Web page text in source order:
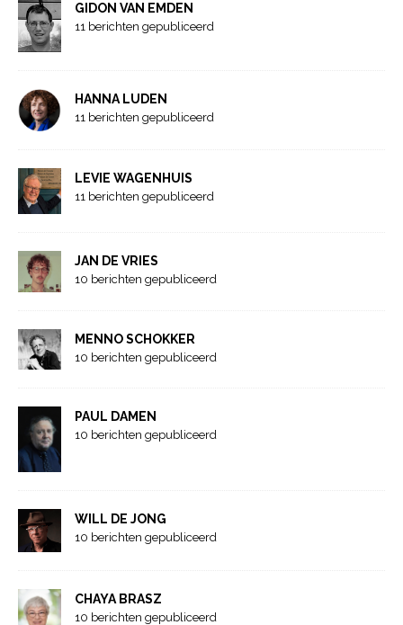
GIDON VAN EMDEN
11 berichten gepubliceerd
HANNA LUDEN
11 berichten gepubliceerd
LEVIE WAGENHUIS
11 berichten gepubliceerd
JAN DE VRIES
10 berichten gepubliceerd
MENNO SCHOKKER
10 berichten gepubliceerd
PAUL DAMEN
10 berichten gepubliceerd
WILL DE JONG
10 berichten gepubliceerd
CHAYA BRASZ
10 berichten gepubliceerd